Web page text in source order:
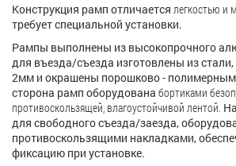
Конструкция рамп отличается легкостью и
требует специальной установки.
Рампы выполнены из высокопрочного
для въезда/съезда изготовлены из
2мм и окрашены порошково -
сторона рамп оборудована бортиками
противоскользящей, влагоустойчивой лентой.
для свободного съезда/заезда,
противоскользящими накладками,
фиксацию при установке.